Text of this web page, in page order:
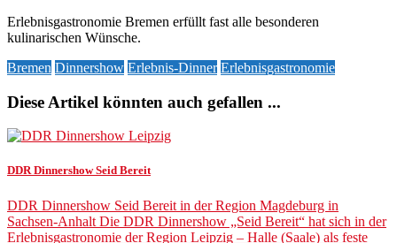
Erlebnisgastronomie Bremen erfüllt fast alle besonderen
kulinarischen Wünsche.
Bremen Dinnershow Erlebnis-Dinner Erlebnisgastronomie
Diese Artikel könnten auch gefallen ...
DDR Dinnershow Seid Bereit
DDR Dinnershow Seid Bereit in der Region Magdeburg in
Sachsen-Anhalt Die DDR Dinnershow „Seid Bereit“ hat sich in der
Erlebnisgastronomie der Region Leipzig – Halle (Saale) als feste